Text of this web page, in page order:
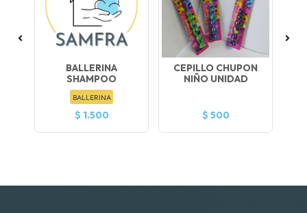
BALLERINA
SHAMPOO
BALLERINA
$ 1.500
CEPILLO CHUPON
NIÑO UNIDAD
$ 500